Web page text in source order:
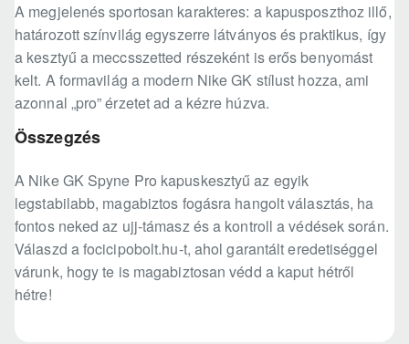
A megjelenés sportosan karakteres: a kapusposzthoz illő,
határozott színvilág egyszerre látványos és praktikus, így
a kesztyű a meccsszetted részeként is erős benyomást
kelt. A formavilág a modern Nike GK stílust hozza, ami
azonnal „pro” érzetet ad a kézre húzva.
Összegzés
A Nike GK Spyne Pro kapuskesztyű az egyik
legstabilabb, magabiztos fogásra hangolt választás, ha
fontos neked az ujj-támasz és a kontroll a védések során.
Válaszd a focicipobolt.hu-t, ahol garantált eredetiséggel
várunk, hogy te is magabiztosan védd a kaput hétről
hétre!